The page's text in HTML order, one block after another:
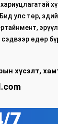
улс төр,
сэдвээр өдөр
хүсэлт,